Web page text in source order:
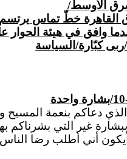
الأوسط/
القاهرة خطّ تماس
وافق في هيئة الحوار
كبّارة/السياسة
الذي دعاكم بنعمة
غير التي بشرناكم
أني أطلب رضا